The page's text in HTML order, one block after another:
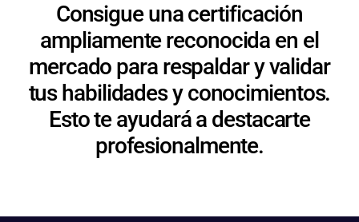
Consigue una certificación
ampliamente reconocida en el
mercado para respaldar y validar
tus habilidades y conocimientos.
Esto te ayudará a destacarte
profesionalmente.